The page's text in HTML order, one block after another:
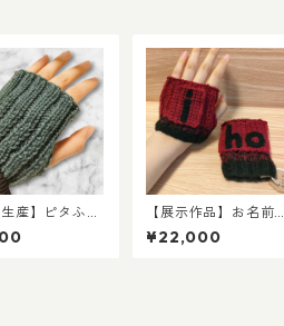
産】ピタふ
ムハンドウォ
室内向け）
【展示作品】お名前ワ
ッペン付き 赤×黒グラ
デーション手袋
¥22,000